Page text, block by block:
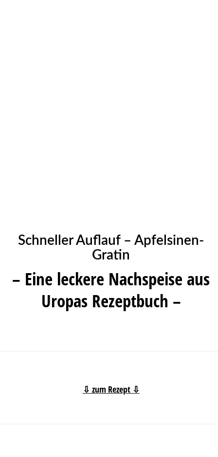
Schneller Auflauf – Apfelsinen-
Gratin
– Eine leckere Nachspeise aus
Uropas Rezeptbuch –
⇩ zum Rezept ⇩